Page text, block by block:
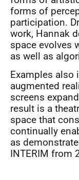
forms of
participation.
work, Hannak
space evolves
as well as
Examples also
augmented
screens
result is a
space that
continually
as
INTERIM from